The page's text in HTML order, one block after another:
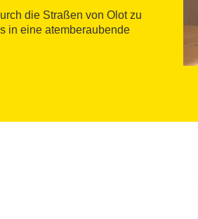
die Straßen von Olot zu
in eine atemberaubende
wird.
besonders